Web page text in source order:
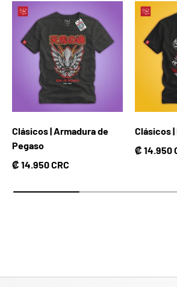
Clásicos | Armadura de
Pegaso
Precio normal
₡ 14.950 CRC
Clásicos
Precio
₡ 14.950